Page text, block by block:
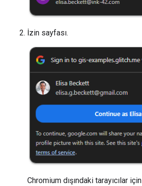
İzin sayfası.
Chromium dışındaki tarayıcılar